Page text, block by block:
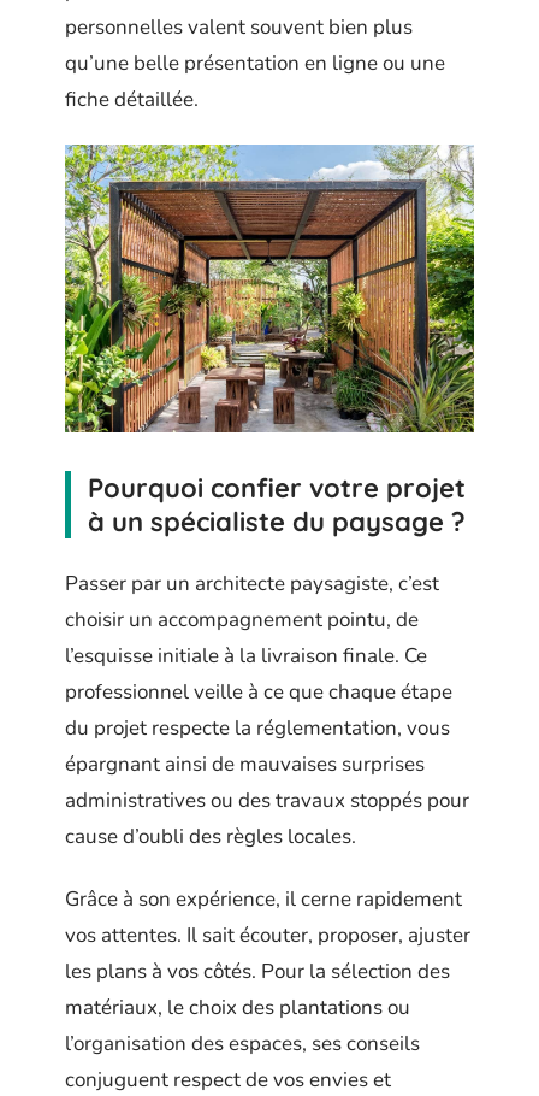
personnelles valent souvent bien plus
qu’une belle présentation en ligne ou une
fiche détaillée.
Pourquoi confier votre projet
à un spécialiste du paysage ?
Passer par un architecte paysagiste, c’est
choisir un accompagnement pointu, de
l’esquisse initiale à la livraison finale. Ce
professionnel veille à ce que chaque étape
du projet respecte la réglementation, vous
épargnant ainsi de mauvaises surprises
administratives ou des travaux stoppés pour
cause d’oubli des règles locales.
Grâce à son expérience, il cerne rapidement
vos attentes. Il sait écouter, proposer, ajuster
les plans à vos côtés. Pour la sélection des
matériaux, le choix des plantations ou
l’organisation des espaces, ses conseils
conjuguent respect de vos envies et